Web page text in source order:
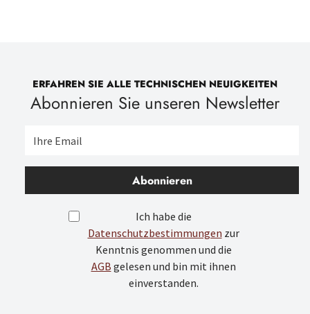
ERFAHREN SIE ALLE TECHNISCHEN NEUIGKEITEN
Abonnieren Sie unseren Newsletter
Abonnieren
Ich habe die
Datenschutzbestimmungen zur
Kenntnis genommen und die
AGB gelesen und bin mit ihnen
einverstanden.